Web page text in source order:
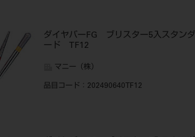
ダイヤバーFG ブリスター5入スタンダ
ード TF12
マニー（株）
品目コード ：202490640TF12